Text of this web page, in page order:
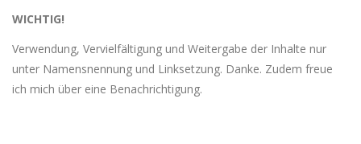
WICHTIG!
Verwendung, Vervielfältigung und Weitergabe der Inhalte nur
unter Namensnennung und Linksetzung. Danke. Zudem freue
ich mich über eine Benachrichtigung.